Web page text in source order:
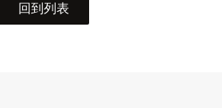
回到列表